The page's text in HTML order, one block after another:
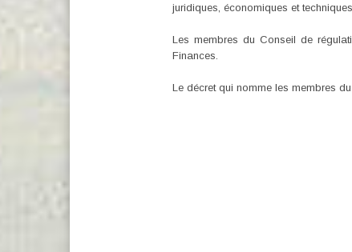
juridiques, économiques et
Les membres du Conseil de
Finances.
Le décret qui nomme les membres